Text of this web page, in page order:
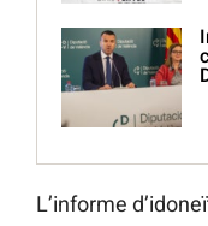
L’informe